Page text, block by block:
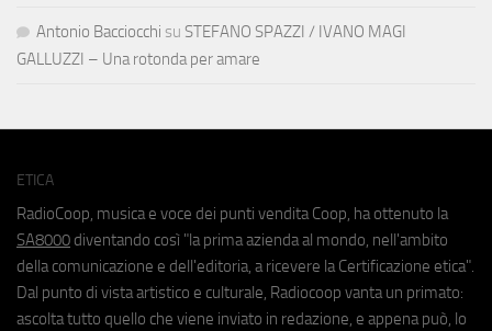
Antonio Bacciocchi su STEFANO SPAZZI / IVANO MAGI
GALLUZZI – Una rotonda per amare
ETICA
RadioCoop, musica e voce dei punti vendita Coop, ha ottenuto la
SA8000 diventando così "la prima azienda al mondo, nell'ambito
della comunicazione e dell'editoria, a ricevere la Certificazione etica".
Dal punto di vista artistico e culturale, Radiocoop vanta un primato:
ascolta tutto quello che viene inviato in redazione, e appena può, lo